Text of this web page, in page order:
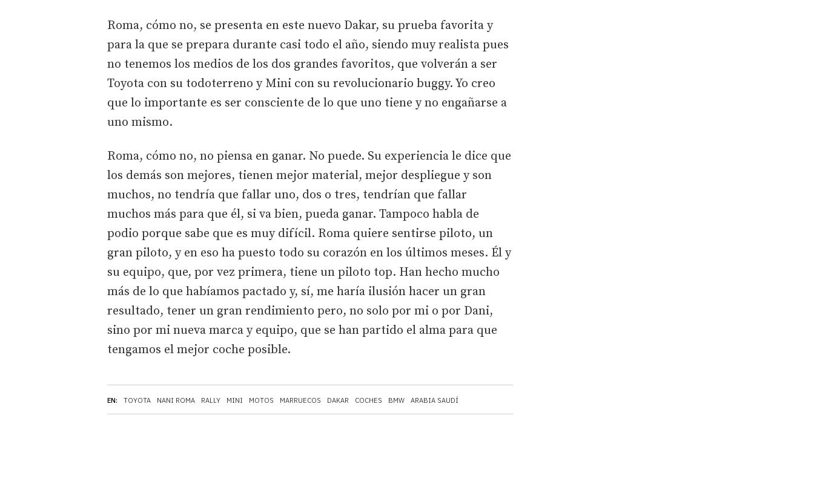
EN: TOYOTA NANI ROMA RALLY MINI MOTOS MARRUECOS DAKAR COCHES BMW ARABIA SAUDÍ
Roma, cómo no, se presenta en este nuevo Dakar, su prueba favorita y
para la que se prepara durante casi todo el año, siendo muy realista pues
no tenemos los medios de los dos grandes favoritos, que volverán a ser
Toyota con su todoterreno y Mini con su revolucionario buggy. Yo creo
que lo importante es ser consciente de lo que uno tiene y no engañarse a
uno mismo.
Roma, cómo no, no piensa en ganar. No puede. Su experiencia le dice que
los demás son mejores, tienen mejor material, mejor despliegue y son
muchos, no tendría que fallar uno, dos o tres, tendrían que fallar
muchos más para que él, si va bien, pueda ganar. Tampoco habla de
podio porque sabe que es muy difícil. Roma quiere sentirse piloto, un
gran piloto, y en eso ha puesto todo su corazón en los últimos meses. Él y
su equipo, que, por vez primera, tiene un piloto top. Han hecho mucho
más de lo que habíamos pactado y, sí, me haría ilusión hacer un gran
resultado, tener un gran rendimiento pero, no solo por mi o por Dani,
sino por mi nueva marca y equipo, que se han partido el alma para que
tengamos el mejor coche posible.